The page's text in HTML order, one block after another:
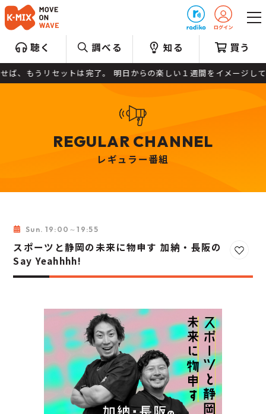
聴く 調べる 知る 買う
もうリセットは完了。 明日からの楽しい１週間をイメージし
REGULAR CHANNEL
レギュラー番組
Sun. 19:00～19:55
スポーツと静岡の未来に物申す 加納・長阪の
Say Yeahhhh!